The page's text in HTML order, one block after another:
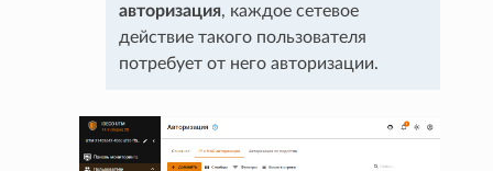
авторизация, каждое сетевое
действие такого пользователя
потребует от него авторизации.